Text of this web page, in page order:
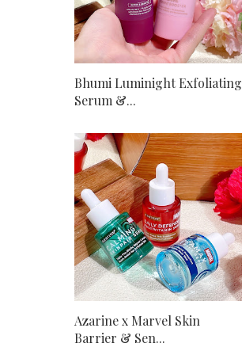
Bhumi Luminight Exfoliating
Serum &...
Azarine x Marvel Skin
Barrier & Sen...